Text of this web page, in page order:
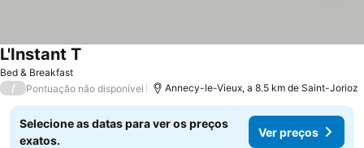
Bed & Breakfast
L'Instant T
/ Pontuação não disponível Annecy-le-Vieux, a 8.5 km de Saint-Jorioz
Selecione as datas para ver os preços
exatos.
Ver preços